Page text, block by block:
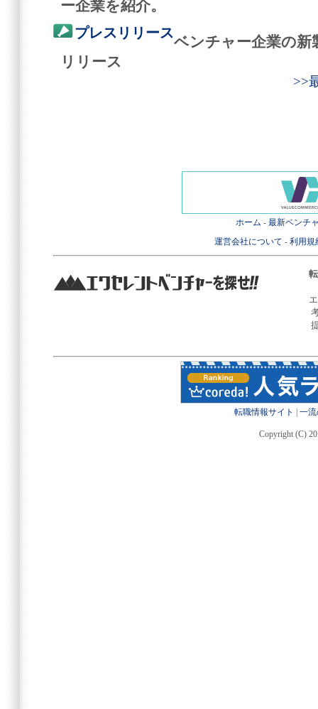
ー企業を紹介。
プレスリリース
ベンチャー企業の新
リリース
>>
ホーム - 最新ベンチ
運営会社について - 利用規
転職情報サイト 一
Copyright (C)